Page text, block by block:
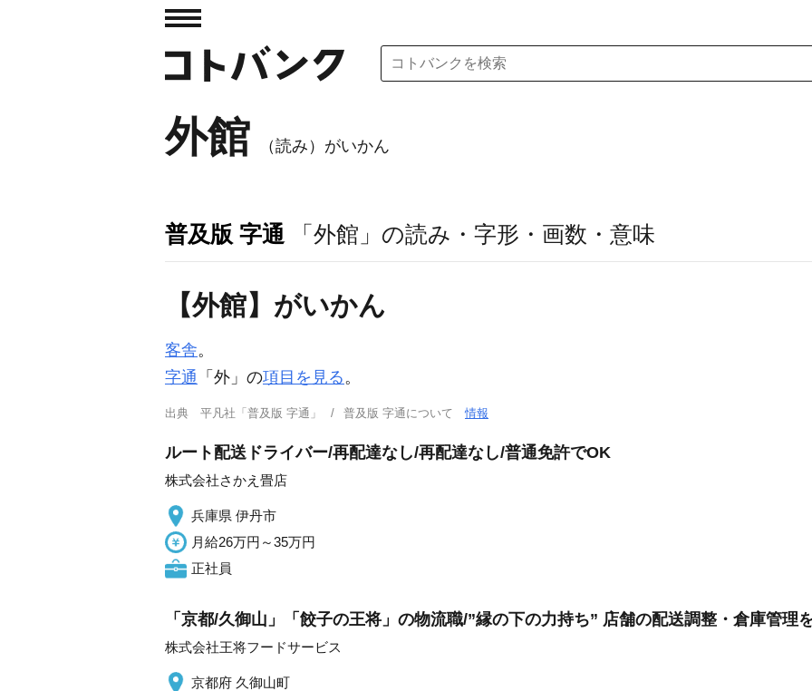
外館 （読み）がいかん
普及版 字通 「外館」の読み・字形・画数・意味
【外館】がいかん
客舎。
字通 「外」の項目を見る。
出典 平凡社「普及版 字通」 普及版 字通について情報
ルート配送ドライバー/再配達なし/再配達なし/普通免許でOK
株式会社さかえ畳店
兵庫県 伊丹市
月給26万円～35万円
正社員
「京都/久御山」「餃子の王将」の物流職/”縁の下の力持ち” 店舗の配送調整・倉庫管理
株式会社王将フードサービス
京都府 久御山町